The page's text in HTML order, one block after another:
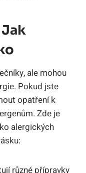
ale mohou
Pokud jste
opatření k
Zde je
alergických
různé přípravky